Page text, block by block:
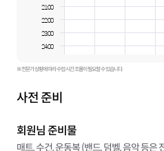
21:00
22:00
23:00
24:00
※ 전문가 상황에 따라 수업 시간 조율이 필요할 수 있습니다.
사전 준비
회원님 준비물
매트, 수건, 운동복 (밴드, 덤벨, 음악 등은